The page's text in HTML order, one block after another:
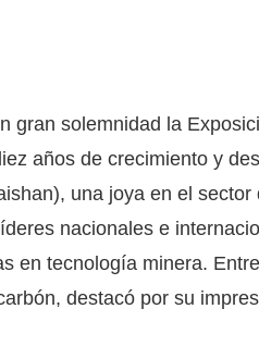
gran solemnidad la
años de crecimiento y
una joya en el
nacionales e
en tecnología minera.
destacó por su